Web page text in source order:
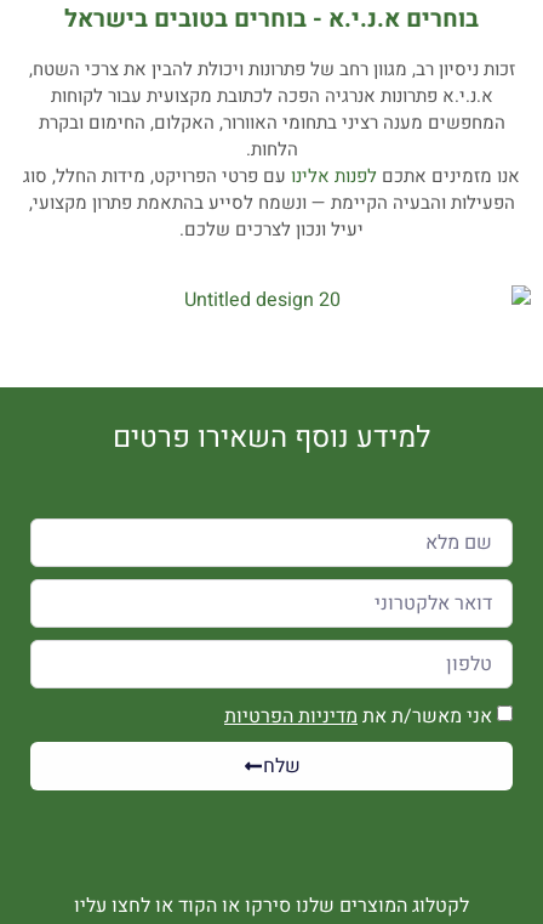
בוחרים א.נ.י.א - בוחרים בטובים בישראל
זכות ניסיון רב, מגוון רחב של פתרונות ויכולת להבין את צרכי השטח,
א.נ.י.א פתרונות אנרגיה הפכה לכתובת מקצועית עבור לקוחות
המחפשים מענה רציני בתחומי האוורור, האקלום, החימום ובקרת
הלחות.
אנו מזמינים אתכם לפנות אלינו עם פרטי הפרויקט, מידות החלל, סוג
הפעילות והבעיה הקיימת — ונשמח לסייע בהתאמת פתרון מקצועי,
יעיל ונכון לצרכים שלכם.
למידע נוסף השאירו פרטים
אני מאשר/ת אתמדיניות הפרטיות
שלח
לקטלוג המוצרים שלנו סירקו או הקוד או לחצו עליו